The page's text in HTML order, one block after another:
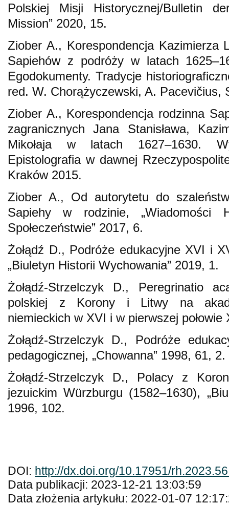
Polskiej Misji Historycznej/Bulletin
Mission” 2020, 15.
Ziober A., Korespondencja Kazimierza
Sapiehów z podróży w latach
Egodokumenty. Tradycje
red. W. Chorążyczewski, A. Pacevičius,
Ziober A., Korespondencja rodzinna
zagranicznych Jana Stanisława,
Mikołaja w latach 1627–1630.
Epistolografia w dawnej
Kraków 2015.
Ziober A., Od autorytetu do
Sapiehy w rodzinie, „Wiadomości
Społeczeństwie” 2017, 6.
Żołądź D., Podróże edukacyjne XVI i
„Biuletyn Historii Wychowania” 2019, 1.
Żołądź-Strzelczyk D., Peregrinatio
polskiej z Korony i Litwy na
niemieckich w XVI i w pierwszej
Żołądź-Strzelczyk D., Podróże
pedagogicznej, „Chowanna” 1998, 61, 2.
Żołądź-Strzelczyk D., Polacy z
jezuickim Würzburgu (1582–1630),
1996, 102.
DOI: http://dx.doi.org/10.17951/
Data publikacji: 2023-12-21 13:03:59
Data złożenia artykułu: 2022-01-07